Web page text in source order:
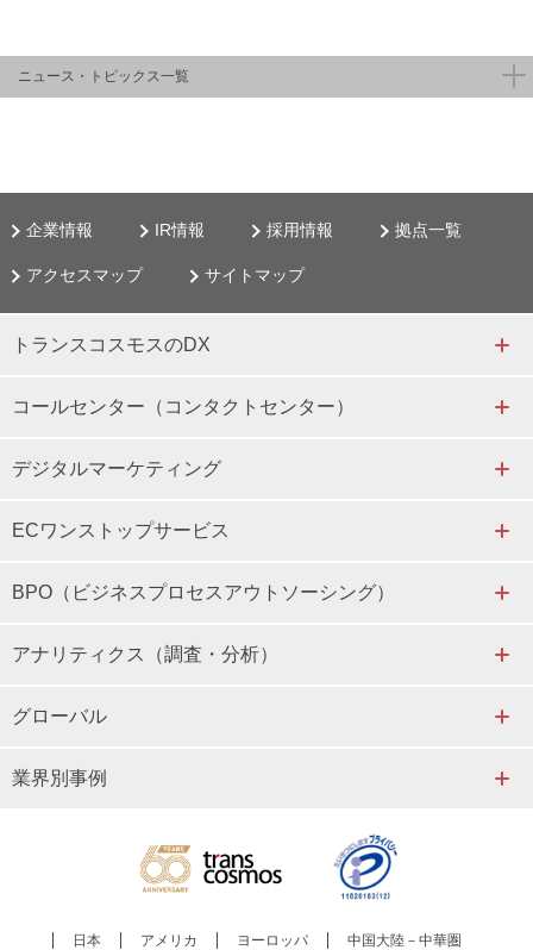
ニュース・トピックス一覧
企業情報 IR情報 採用情報 拠点一覧
アクセスマップ サイトマップ
トランスコスモスのDX
コールセンター（コンタクトセンター）
デジタルマーケティング
ECワンストップサービス
BPO（ビジネスプロセスアウトソーシング）
アナリティクス（調査・分析）
グローバル
業界別事例
日本 アメリカ ヨーロッパ 中国大陸－中華圏